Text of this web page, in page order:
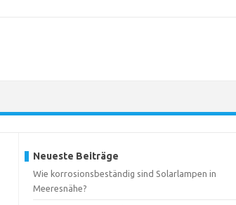
Neueste Beiträge
Wie korrosionsbeständig sind Solarlampen in
Meeresnähe?